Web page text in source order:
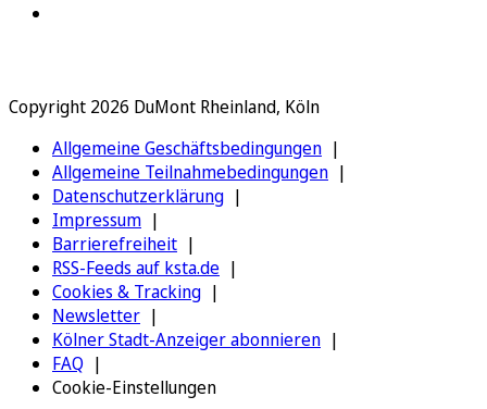
Copyright 2026 DuMont Rheinland, Köln
Allgemeine Geschäftsbedingungen
Allgemeine Teilnahmebedingungen
Datenschutzerklärung
Impressum
Barrierefreiheit
RSS-Feeds auf ksta.de
Cookies & Tracking
Newsletter
Kölner Stadt-Anzeiger abonnieren
FAQ
Cookie-Einstellungen